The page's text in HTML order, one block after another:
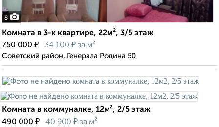
8
Комната в 3-к квартире, 22м², 3/5 этаж
750 000 ₽ 34 100 ₽ за м²
Советский район, Генерала Родина 50
Комната в коммуналке, 12м², 2/5 этаж
490 000 ₽ 40 900 ₽ за м²